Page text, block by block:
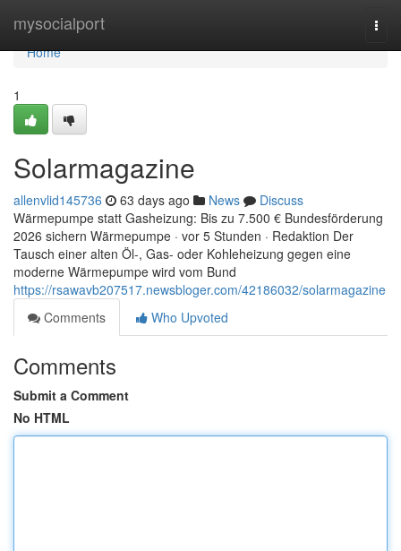
mysocialport
Home
Home
1
Solarmagazine
allenvlid145736 63 days ago News
Discuss
Wärmepumpe statt Gasheizung: Bis zu 7.500 € Bundesförderung
2026 sichern Wärmepumpe · vor 5 Stunden · Redaktion Der
Tausch einer alten Öl-, Gas- oder Kohleheizung gegen eine
moderne Wärmepumpe wird vom Bund
https://rsawavb207517.newsbloger.com/42186032/solarmagazine
Comments
Who Upvoted
Comments
Submit a Comment
No HTML